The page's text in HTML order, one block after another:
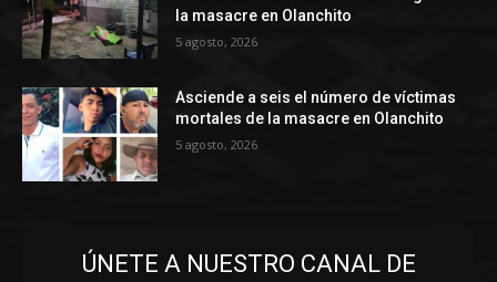
la masacre en Olanchito
5 agosto, 2026
Asciende a seis el número de víctimas
mortales de la masacre en Olanchito
5 agosto, 2026
ÚNETE A NUESTRO CANAL DE